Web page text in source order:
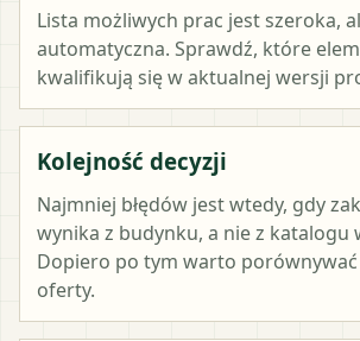
Lista możliwych prac jest szeroka,
automatyczna. Sprawdź, które
kwalifikują się w aktualnej wersji
Kolejność decyzji
Najmniej błędów jest wtedy, gdy
wynika z budynku, a nie z katalogu
Dopiero po tym warto
oferty.